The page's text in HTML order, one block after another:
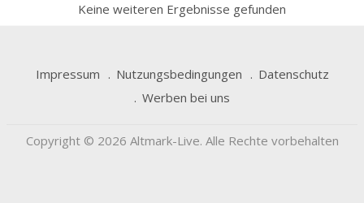
Keine weiteren Ergebnisse gefunden
Impressum Nutzungsbedingungen
Datenschutz
Werben bei uns
Copyright © 2026 Altmark-Live. Alle Rechte vorbehalten